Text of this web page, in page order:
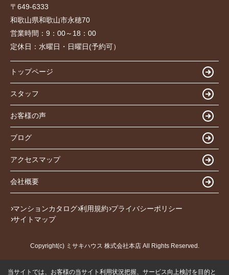
〒649-6333
和歌山県和歌山市永穂70
営業時間： 9：00～18：00
定休日： 水曜日・日曜日(予約可）
トップページ
スタッフ
お客様の声
ブログ
アクセスマップ
会社概要
マンションカタログ 利用規約 プライバシーポリシー
サイトマップ
Copyright(c) ミサキハウス 株式会社本店 All Rights Reserved.
当サイトでは、お客様の当サイト利用状況把握、サービス向上検討を目的と